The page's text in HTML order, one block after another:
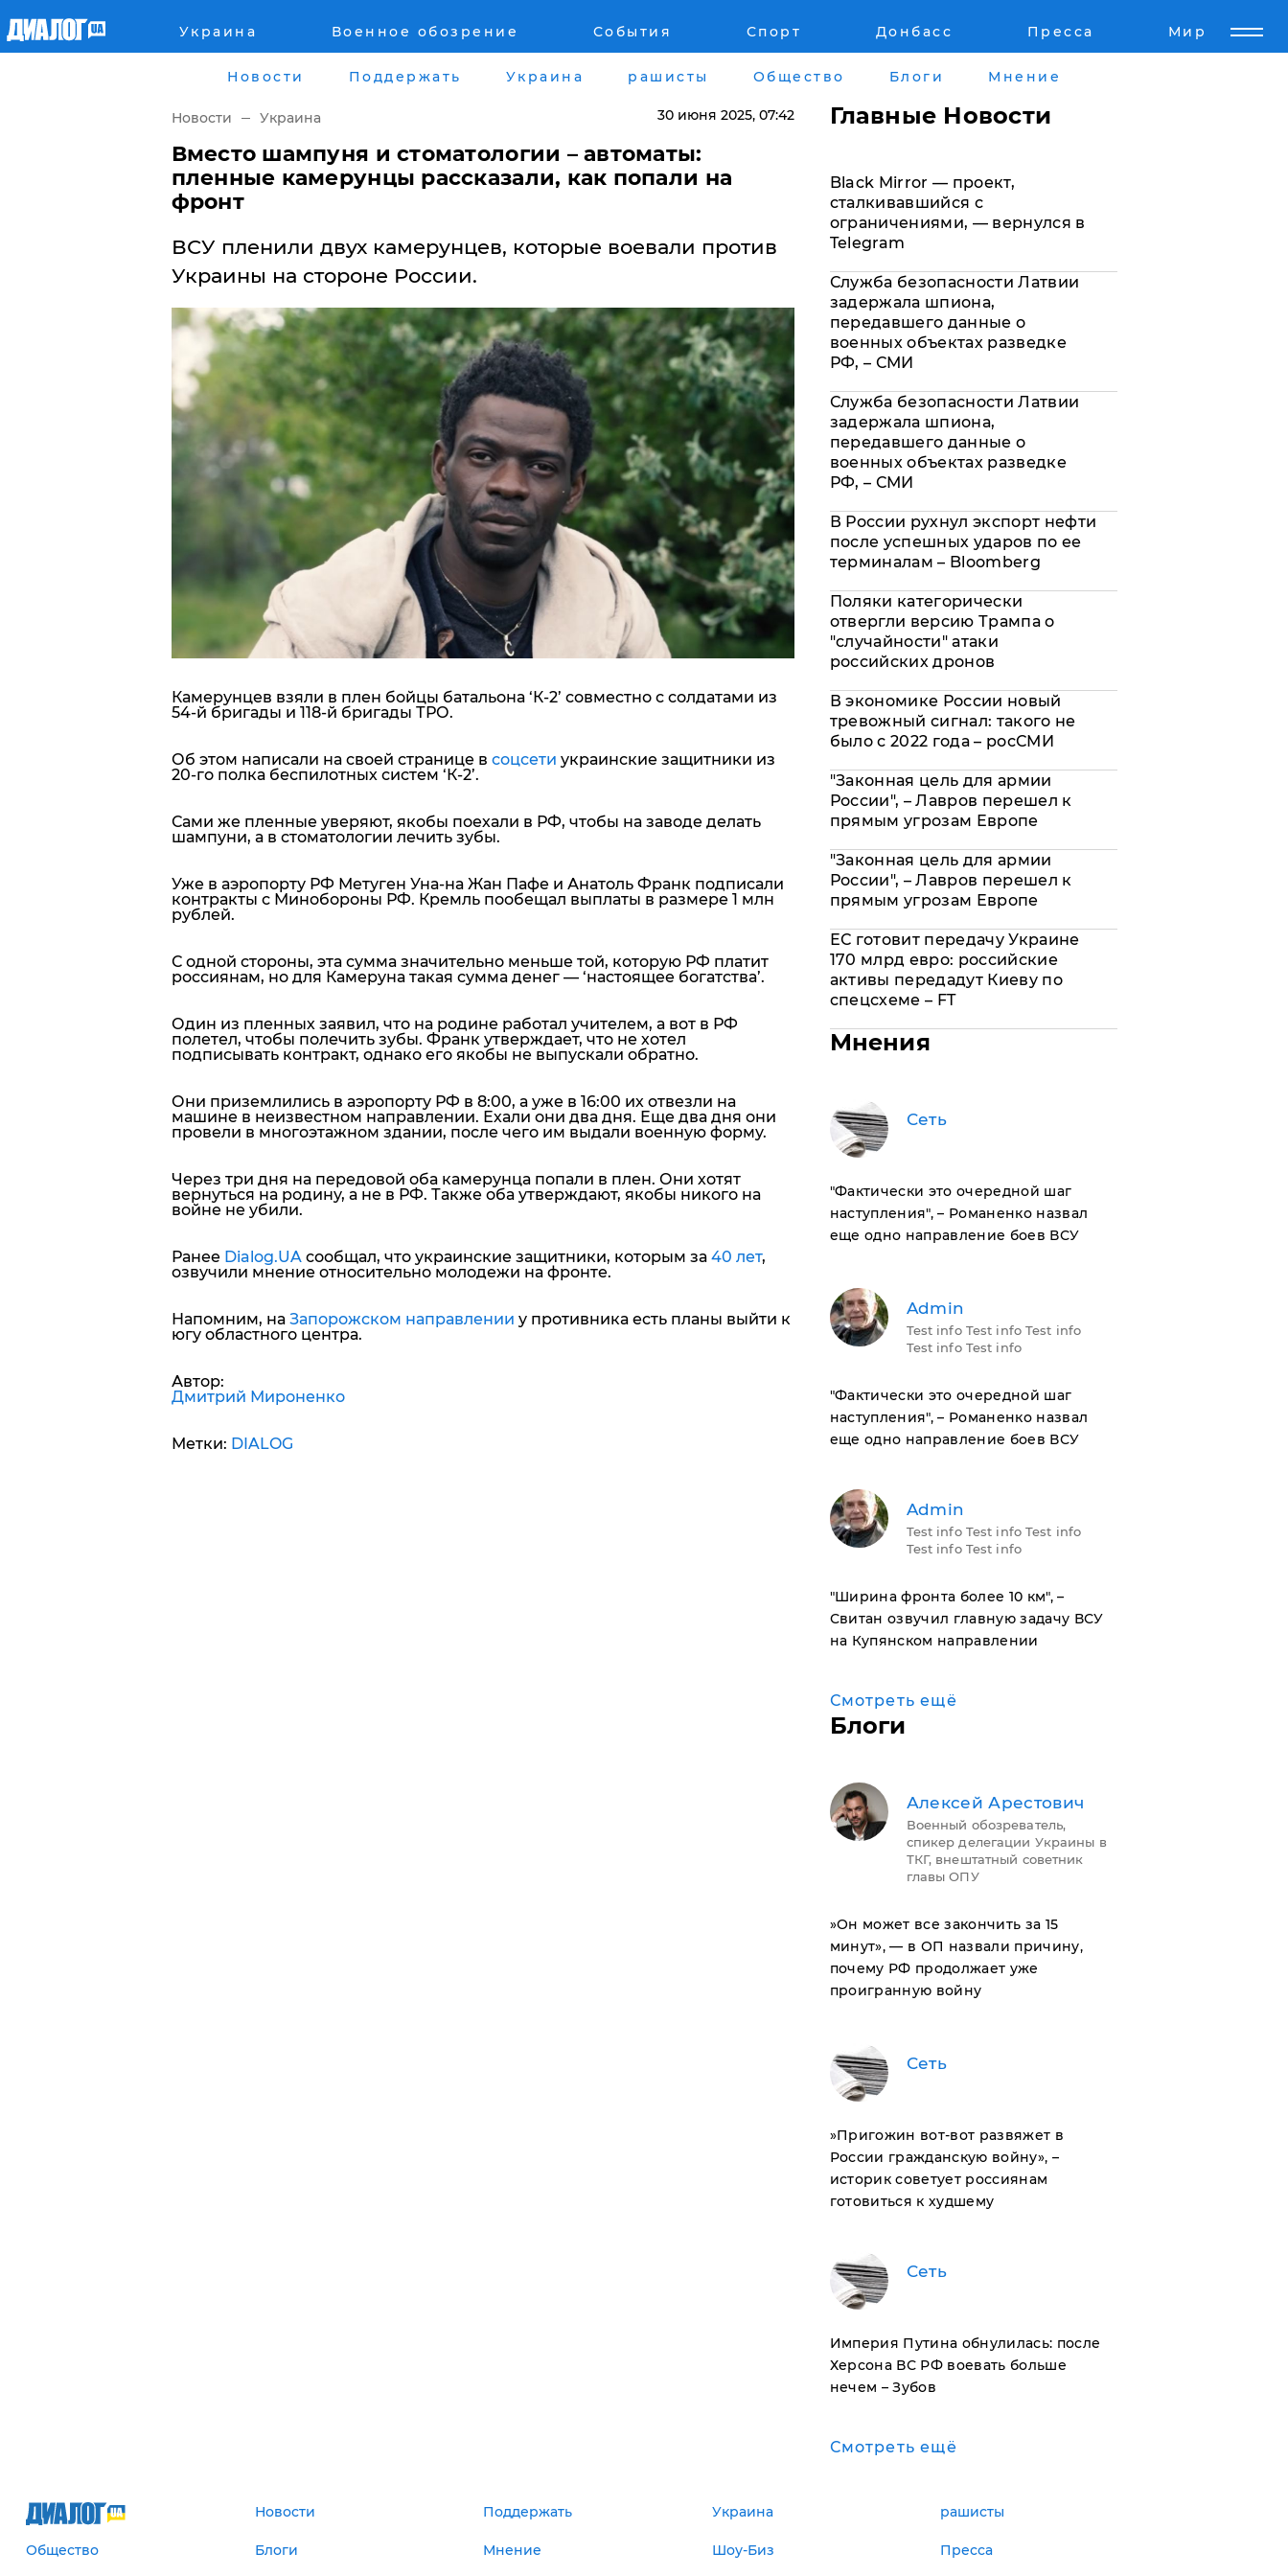
Украина Военное обозрение События Спорт Донбасс Пресса Мир
Военное обозрение
Наука и Техника
Города
Луганск
Киев
Харьков
Днепр
Львов
Одесса
Война на Донбассе и в Крыму
"ЛНР"
Оккупация Крыма
Новости Крыма
Донбасс
Армия Украины
Лайф стайл
Стиль Диалога
Шоу-биз
Общество
Пресс-релизы
Новости Поддержать Украина рашисты Общество Блоги Мнение
Новости Украина 30 июня 2025, 07:42
Вместо шампуня и стоматологии – автоматы:
пленные камерунцы рассказали, как попали на
фронт
ВСУ пленили двух камерунцев, которые воевали против
Украины на стороне России.
Камерунцев взяли в плен бойцы батальона ‘К-2’ совместно с солдатами из
54-й бригады и 118-й бригады ТРО.
Об этом написали на своей странице в соцсети украинские защитники из
20-го полка беспилотных систем ‘К-2’.
Сами же пленные уверяют, якобы поехали в РФ, чтобы на заводе делать
шампуни, а в стоматологии лечить зубы.
Уже в аэропорту РФ Метуген Уна-на Жан Пафе и Анатоль Франк подписали
контракты с Минобороны РФ. Кремль пообещал выплаты в размере 1 млн
рублей.
С одной стороны, эта сумма значительно меньше той, которую РФ платит
россиянам, но для Камеруна такая сумма денег — ‘настоящее богатства’.
Один из пленных заявил, что на родине работал учителем, а вот в РФ
полетел, чтобы полечить зубы. Франк утверждает, что не хотел
подписывать контракт, однако его якобы не выпускали обратно.
Они приземлились в аэропорту РФ в 8:00, а уже в 16:00 их отвезли на
машине в неизвестном направлении. Ехали они два дня. Еще два дня они
провели в многоэтажном здании, после чего им выдали военную форму.
Через три дня на передовой оба камерунца попали в плен. Они хотят
вернуться на родину, а не в РФ. Также оба утверждают, якобы никого на
войне не убили.
Ранее Dialog.UAсообщал, что украинские защитники, которым за 40 лет,
озвучили мнение относительно молодежи на фронте.
Напомним, на Запорожском направлении у противника есть планы выйти к
югу областного центра.
Автор:
Дмитрий Мироненко
Метки: DIALOG
Главные Новости
Black Mirror — проект,
сталкивавшийся с
ограничениями, — вернулся в
Telegram
Служба безопасности Латвии
задержала шпиона,
передавшего данные о
военных объектах разведке
РФ, – СМИ
Служба безопасности Латвии
задержала шпиона,
передавшего данные о
военных объектах разведке
РФ, – СМИ
В России рухнул экспорт нефти
после успешных ударов по ее
терминалам – Bloomberg
Поляки категорически
отвергли версию Трампа о
"случайности" атаки
российских дронов
В экономике России новый
тревожный сигнал: такого не
было с 2022 года – росСМИ
"Законная цель для армии
России", – Лавров перешел к
прямым угрозам Европе
"Законная цель для армии
России", – Лавров перешел к
прямым угрозам Европе
ЕС готовит передачу Украине
170 млрд евро: российские
активы передадут Киеву по
спецсхеме – FT
Мнения
Сеть
​"Фактически это очередной шаг
наступления", – Романенко назвал
еще одно направление боев ВСУ
Admin
Test info Test info Test info
Test info Test info
​"Фактически это очередной шаг
наступления", – Романенко назвал
еще одно направление боев ВСУ
Admin
Test info Test info Test info
Test info Test info
​"Ширина фронта более 10 км", –
Свитан озвучил главную задачу ВСУ
на Купянском направлении
Смотреть ещё
Блоги
Алексей Арестович
Военный обозреватель,
спикер делегации Украины в
ТКГ, внештатный советник
главы ОПУ
​»Он может все закончить за 15
минут», — в ОП назвали причину,
почему РФ продолжает уже
проигранную войну
Сеть
​»Пригожин вот-вот развяжет в
России гражданскую войну», –
историк советует россиянам
готовиться к худшему
Сеть
Империя Путина обнулилась: после
Херсона ВС РФ воевать больше
нечем – Зубов
Смотреть ещё
Новости Поддержать Украина рашисты
Общество Блоги Мнение Шоу-Биз Пресса